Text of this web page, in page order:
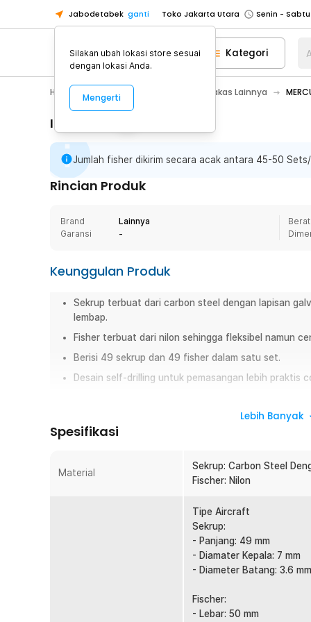
Jabodetabek ganti Toko Jakarta Utara
Toko Tangerang
Toko Cikupa
Pick n Go Jakarta Barat
Senin -
Pick n Go Bekasi
Senin - Jumat
Senin - Jumat
Senin -
Toko Jakarta Barat
Senin -
Senin -
Pick n Go Bekasi
Senin - Jumat
Kategori
Home Appliance Perkakas Lainnya
Informasi Penting
Jumlah fisher dikirim secara acak antara 45-50
Rincian Produk
Brand
Lainnya
Garansi
-
Keunggulan Produk
Sekrup terbuat dari carbon steel dengan lapisan
lembap.
Fisher terbuat dari nilon sehingga fleksibel namun
Berisi 49 sekrup dan 49 fisher dalam satu set.
Desain self-drilling untuk pemasangan lebih praktis
Pasang furnitur gantung di dinding drywall seperti
pemasangan di permukaan seperti gypsum, hingga
memberikan hasil pemasangan yang rapi dan profesional.
Material Kuat dan Tahan Lama
Sekrup dibuat dari carbon steel berkualitas tinggi
digunakan pada permukaan keras. Sementara fisher
Lebih Banyak
Spesifikasi
Material
Sekrup: Carbon Steel
Fischer: Nilon
Tipe Aircraft
Sekrup:
- Panjang: 49 mm
- Diamater Kepala: 7 mm
- Diameter Batang: 3.6 mm
Fischer:
- Lebar: 50 mm
Silakan ubah lokasi store sesuai
dengan lokasi Anda.
Mengerti